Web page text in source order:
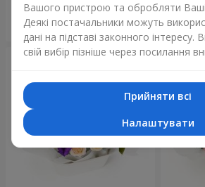
Замовити
Вашого пристрою та обробляти Ваші
Деякі постачальники можуть
дані на підставі законного
свій вибір пізніше через посилання
Прийняти всі
Налаштувати